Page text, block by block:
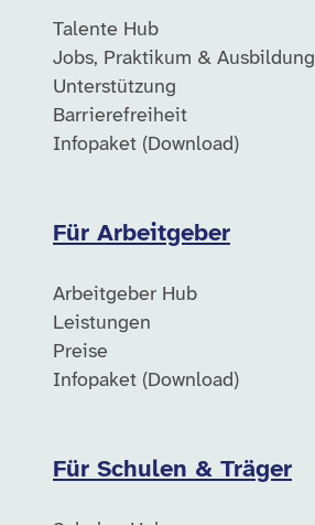
Talente Hub
Jobs, Praktikum & Ausbildung
Unterstützung
Barrierefreiheit
Infopaket (Download)
Für Arbeitgeber
Arbeitgeber Hub
Leistungen
Preise
Infopaket (Download)
Für Schulen & Träger